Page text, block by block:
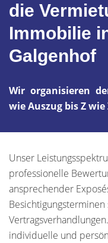
die
Immobilie
Galgenhof
Wir organisieren
wie Auszug bis Z
Unser
professionelle
ansprechender
individuelle und